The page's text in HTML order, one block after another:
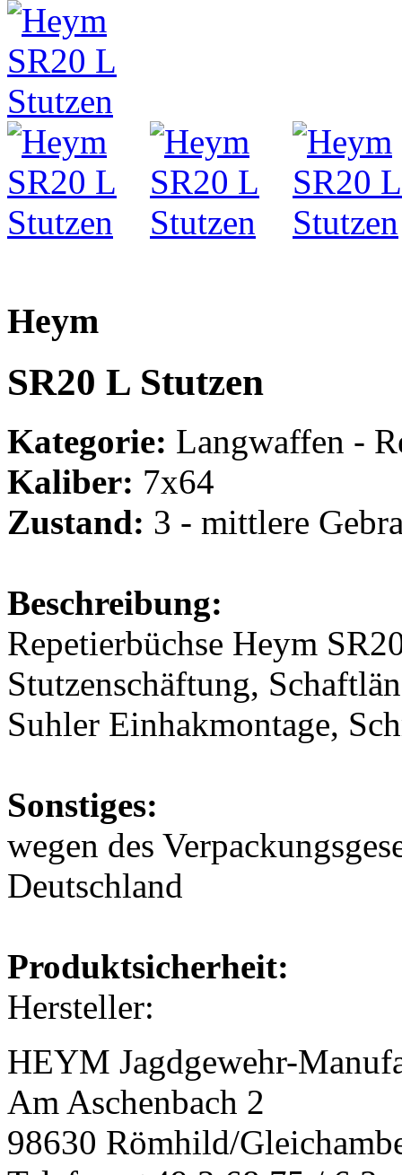
Heym
SR20 L Stutzen
Kategorie: Langwaffen -
Kaliber: 7x64
Zustand: 3 - mittlere
Beschreibung:
Repetierbüchse Heym
Stutzenschäftung,
Suhler Einhakmontage,
Sonstiges:
wegen des
Deutschland
Produktsicherheit:
Hersteller:
HEYM Jagdgewehr-
Am Aschenbach 2
98630 Römhild/